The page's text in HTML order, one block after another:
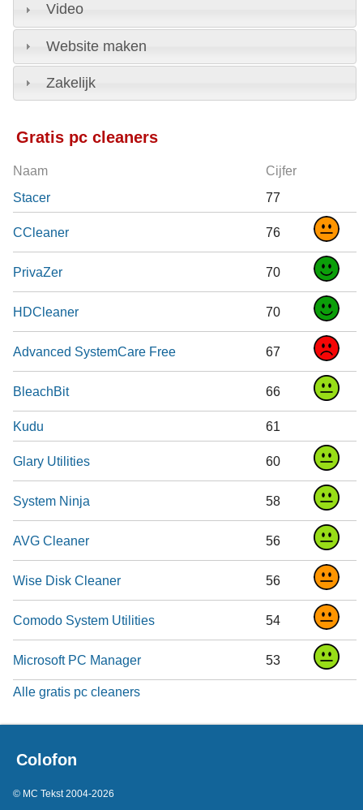
Video
Website maken
Zakelijk
Gratis pc cleaners
Naam Cijfer
Stacer 77
CCleaner 76
PrivaZer 70
HDCleaner 70
Advanced SystemCare Free 67
BleachBit 66
Kudu 61
Glary Utilities 60
System Ninja 58
AVG Cleaner 56
Wise Disk Cleaner 56
Comodo System Utilities 54
Microsoft PC Manager 53
Alle gratis pc cleaners
Colofon
© MC Tekst 2004-2026